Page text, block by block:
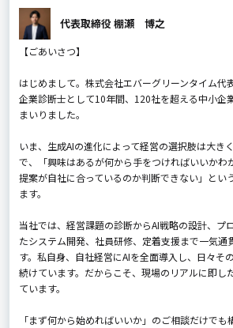
代表取締役 棚瀬 博之
【ごあいさつ】
はじめまして。株式会社エバーグリーンタイム代
企業診断士として10年間、120社を超える中小企
まいりました。
いま、生成AIの進化によって経営の選択肢は大き
で、「興味はあるが何から手をつければいいかわ
提案が自社に合っているのか判断できない」とい
ます。
当社では、経営課題の診断からAI戦略の設計、プ
たシステム開発、社員研修、定着支援まで一気通
す。私自身、自社経営にAIを全面導入し、日々そ
続けています。だからこそ、現場のリアルに即し
ています。
「まず何から始めればいいか」のご相談だけで